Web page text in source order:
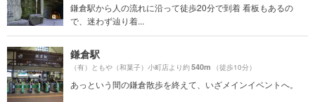
鎌倉駅から人の流れに沿って徒歩20分で到着 看板もあるの
で、迷わず辿り着...
鎌倉駅
（有）ともや（和菓子）小町店より約540m （徒歩10分）
あっという間の鎌倉散歩を終えて、いざメインイベントへ。